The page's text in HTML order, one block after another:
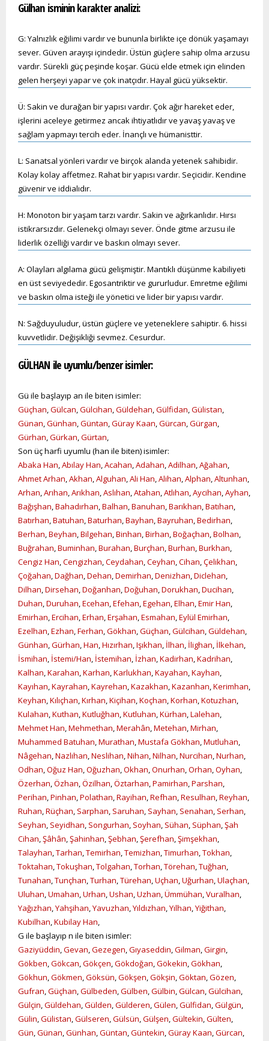
Gülhanisminin karakter analizi:
G: Yalnızlık eğilimi vardır ve bununla birlikte içe dönük yaşamayı
sever. Güven arayışı içindedir. Üstün güçlere sahip olma arzusu
vardır. Sürekli güç peşinde koşar. Gücü elde etmek için elinden
gelen herşeyi yapar ve çok inatçıdır. Hayal gücü yüksektir.
Ü: Sakin ve durağan bir yapısı vardır. Çok ağır hareket eder,
işlerini aceleye getirmez ancak ihtiyatlıdır ve yavaş yavaş ve
sağlam yapmayı tercih eder. İnançlı ve hümanisttir.
L: Sanatsal yönleri vardır ve birçok alanda yetenek sahibidir.
Kolay kolay affetmez. Rahat bir yapısı vardır. Seçicidir. Kendine
güvenir ve iddialıdır.
H: Monoton bir yaşam tarzı vardır. Sakin ve ağırkanlıdır. Hırsı
istikrarsızdır. Gelenekçi olmayı sever. Önde gitme arzusu ile
liderlik özelliği vardır ve baskın olmayı sever.
A: Olayları algılama gücü gelişmiştir. Mantıklı düşünme kabiliyeti
en üst seviyededir. Egosantriktir ve gururludur. Emretme eğilimi
ve baskın olma isteği ile yönetici ve lider bir yapısı vardır.
N: Sağduyuludur, üstün güçlere ve yeteneklere sahiptir. 6. hissi
kuvvetlidir. Değişikliği sevmez. Cesurdur.
GÜLHAN ile uyumlu/benzer isimler:
Gü ile başlayıp an ile biten isimler:
Güçhan,Gülcan,Gülcihan,Güldehan,Gülfidan,Gülistan,
Günan,Günhan,Güntan,Güray Kaan,Gürcan,Gürgan,
Gürhan,Gürkan,Gürtan,
Son üç harfi uyumlu (han ile biten) isimler:
Abaka Han,Abılay Han,Acahan,Adahan,Adilhan,Ağahan,
Ahmet Arhan,Akhan,Alguhan,Ali Han,Alihan,Alphan,Altunhan,
Arhan,Arıhan,Arıkhan,Aslıhan,Atahan,Atlıhan,Aycihan,Ayhan,
Bağışhan,Bahadırhan,Balhan,Banuhan,Barıkhan,Batıhan,
Batırhan,Batuhan,Baturhan,Bayhan,Bayruhan,Bedirhan,
Berhan,Beyhan,Bilgehan,Binhan,Birhan,Boğaçhan,Bolhan,
Buğrahan,Buminhan,Burahan,Burçhan,Burhan,Burkhan,
Cengiz Han,Cengizhan,Ceydahan,Ceyhan,Cihan,Çelikhan,
Çoğahan,Dağhan,Dehan,Demirhan,Denizhan,Diclehan,
Dilhan,Dirsehan,Doğanhan,Doğuhan,Dorukhan,Ducihan,
Duhan,Duruhan,Ecehan,Efehan,Egehan,Elhan,Emir Han,
Emirhan,Ercihan,Erhan,Erşahan,Esmahan,Eylül Emirhan,
Ezelhan,Ezhan,Ferhan,Gökhan,Güçhan,Gülcihan,Güldehan,
Günhan,Gürhan,Han,Hızırhan,Işıkhan, İlhan, İlighan, İlkehan,
İsmihan, İstemi/Han, İstemihan, İzhan,Kadirhan,Kadrihan,
Kalhan,Karahan,Karhan,Karlukhan,Kayahan,Kayhan,
Kayıhan,Kayrahan,Kayrehan,Kazakhan,Kazanhan,Kerimhan,
Keyhan,Kılıçhan,Kırhan,Kiçihan,Koçhan,Korhan,Kotuzhan,
Kulahan,Kuthan,Kutluğhan,Kutluhan,Kürhan,Lalehan,
Mehmet Han,Mehmethan,Merahân,Metehan,Mirhan,
Muhammed Batuhan,Murathan,Mustafa Gökhan,Mutluhan,
Nâgehan,Nazlıhan,Neslihan,Nihan,Nilhan,Nurcihan,Nurhan,
Odhan,Oğuz Han,Oğuzhan,Okhan,Onurhan,Orhan,Oyhan,
Özerhan,Özhan,Özilhan,Öztarhan,Pamirhan,Parshan,
Perihan,Pinhan,Polathan,Rayihan,Refhan,Resulhan,Reyhan,
Ruhan,Rüçhan, Sarphan, Saruhan, Sayhan, Senahan, Serhan,
Seyhan, Seyidhan, Songurhan, Soyhan, Sühan, Süphan,Şah
Cihan,Şâhân,Şahinhan,Şebhan,Şerefhan,Şimşekhan,
Talayhan,Tarhan,Temirhan,Temizhan,Timurhan,Tokhan,
Toktahan,Tokuşhan,Tolgahan,Torhan,Törehan,Tuğhan,
Tunahan,Tunçhan,Turhan,Türehan,Uçhan,Uğurhan,Ulaçhan,
Uluhan,Umahan,Urhan,Ushan,Uzhan,Ümmühan,Vuralhan,
Yağızhan,Yahşihan,Yavuzhan,Yıldızhan,Yılhan,Yiğithan,
Kubilhan,Kubilay Han,
G ile başlayıp n ile biten isimler:
Gaziyüddin,Gevan,Gezegen,Gıyaseddin,Gilman,Girgin,
Gökben,Gökcan,Gökçen,Gökdoğan,Gökekin,Gökhan,
Gökhun,Gökmen,Göksün,Gökşen,Gökşin,Göktan,Gözen,
Gufran,Güçhan,Gülbeden,Gülben,Gülbin,Gülcan,Gülcihan,
Gülçin,Güldehan,Gülden,Gülderen,Gülen,Gülfidan,Gülgün,
Gülin,Gülistan,Gülseren,Gülsün,Gülşen,Gültekin,Gülten,
Gün,Günan,Günhan,Güntan,Güntekin,Güray Kaan,Gürcan,